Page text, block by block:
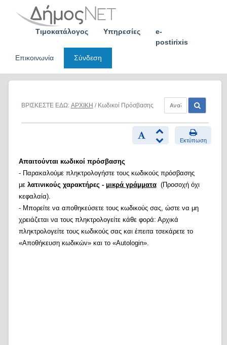
Τιμοκατάλογος Υπηρεσίες
e-
postirixis
Επικοινωνία
Σύνδεση
ΒΡΙΣΚΕΣΤΕ ΕΔΩ: ΑΡΧΙΚΗ / Κωδικοί Πρόσβασης
Εκτύπωση
Απαιτούνται κωδικοί πρόσβασης
- Παρακαλούμε πληκτρολογήστε τους κωδικούς πρόσβασης
με λατινικούς χαρακτήρες - μικρά γράμματα(Προσοχή όχι
κεφαλαία).
- Μπορείτε να αποθηκεύσετε τους κωδικούς σας, ώστε να μη
χρειάζεται να τους πληκτρολογείτε κάθε φορά: Αρχικά
πληκτρολογείτε τους κωδικούς σας και έπειτα τσεκάρετε το
«Αποθήκευση κωδικών» και το «Autologin».